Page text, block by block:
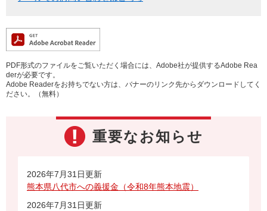
PDF形式のファイルをご覧いただく場合には、Adobe社が提供するAdobe Rea
derが必要です。
Adobe Readerをお持ちでない方は、バナーのリンク先からダウンロードしてく
ださい。（無料）
重要なお知らせ
2026年7月31日更新
熊本県八代市への義援金（令和8年熊本地震）
2026年7月31日更新